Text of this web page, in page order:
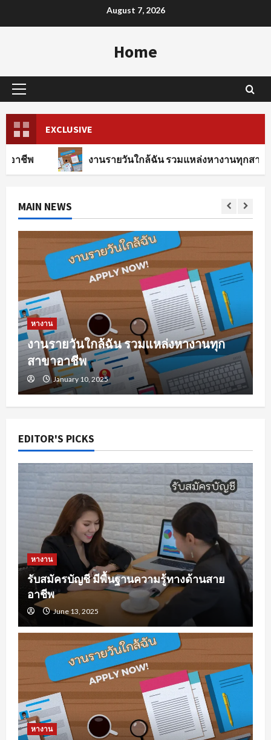
to
August 7, 2026
Home
Primary
EXCLUSIVE
งานรายวันใกล้ฉัน รวมแหล่งหางานทุกสาขาอาชีพ
MAIN NEWS
หางาน
งานรายวันใกล้ฉัน รวมแหล่งหางานทุก
สาขาอาชีพ
January 10, 2025
EDITOR'S PICKS
หางาน
รับสมัครบัญชี มีพื้นฐานความรู้ทางด้านสาย
อาชีพ
June 13, 2025
หางาน